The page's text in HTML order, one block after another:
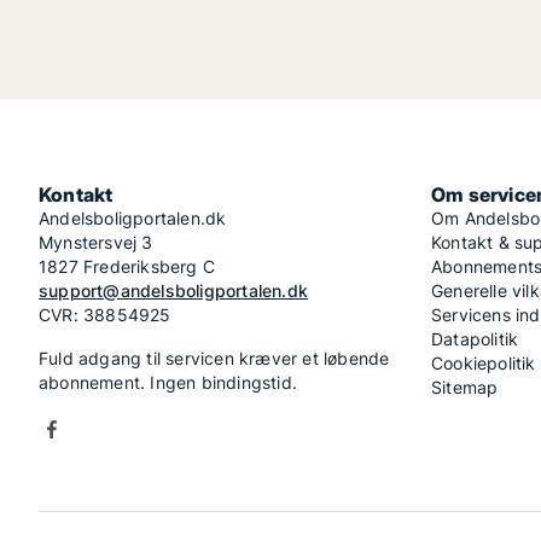
Kontakt
Andelsboligportalen.dk
Mynstersvej 3
1827 Frederiksberg C
support@andelsboligportalen.dk
CVR: 38854925
Fuld adgang til servicen kræver et løbende
abonnement. Ingen bindingstid.
Om
Om
Kontakt &
Generelle
Servicens
Datapolitik
Cookiepolitik
Sitemap